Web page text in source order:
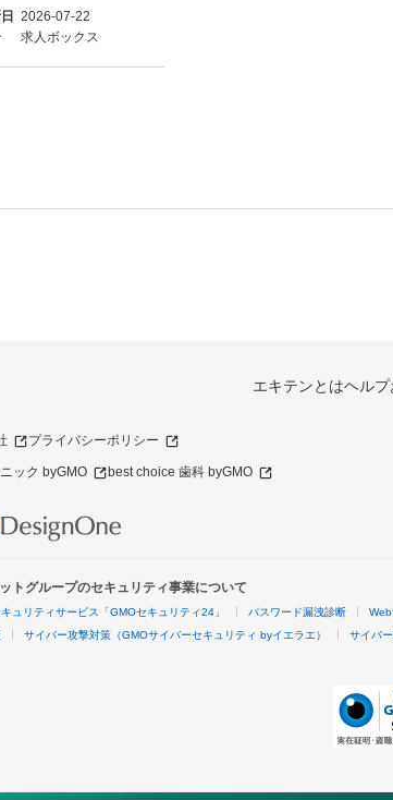
2026-07-22
求人ボックス
エキテンとはヘルプ
プライバシーポリシー
ック byGMO best choice 歯科 byGMO
トグループのセキュリティ事業について
ュリティサービス「GMOセキュリティ24」 パスワード漏洩診断
サイバー攻撃対策（GMOサイバーセキュリティ byイエラエ） サイバ